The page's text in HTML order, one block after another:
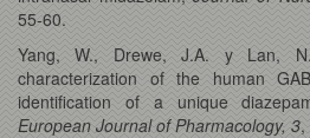
55-60.
Yang, W., Drewe, J.A. y Lan,
characterization of the human
identification of a unique
European Journal of Pharmacology, 3,